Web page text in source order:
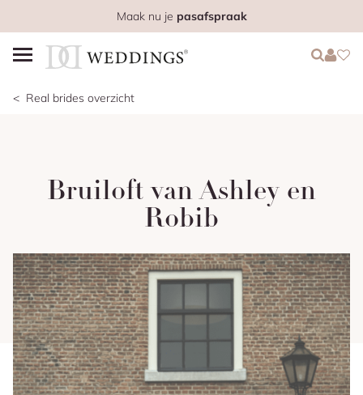
Maak nu je pasafspraak
Login
Login
Real brides overzicht
Bruiloft van Ashley en
Robib